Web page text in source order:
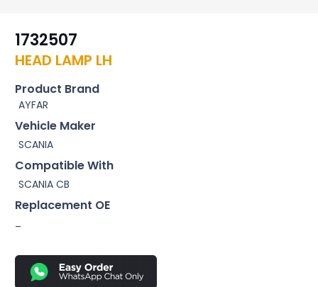
1732507
HEAD LAMP LH
Product Brand
AYFAR
Vehicle Maker
SCANIA
Compatible With
SCANIA CB
Replacement OE
–